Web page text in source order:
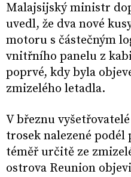
Malajsijský ministr
uvedl, že dva nové
motoru s částečným
vnitřního panelu z
poprvé, kdy byla
zmizelého letadla.
V březnu
trosek nalezené
téměř určitě ze
ostrova Reunion